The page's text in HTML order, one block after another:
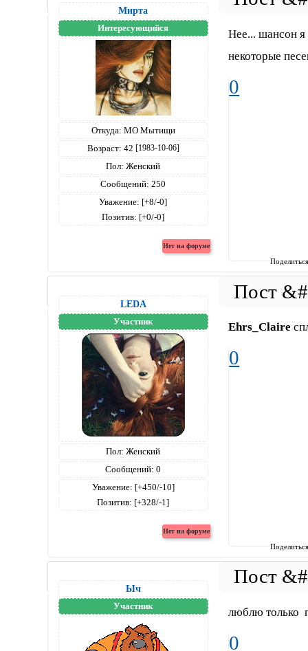
Мирта
Интересующийся
Откуда: МО Мытищи
Возраст: 42 [1983-10-06]
Пол: Женский
Сообщений: 250
Уважение: [+8/-0]
Позитив: [+0/-0]
Нее... шансон
некоторые
0
LEDA
Участник
Пол: Женский
Сообщений: 0
Уважение: [+450/-10]
Позитив: [+328/-1]
Ehrs_Claire
0
Ыч
Участник люблю только
0